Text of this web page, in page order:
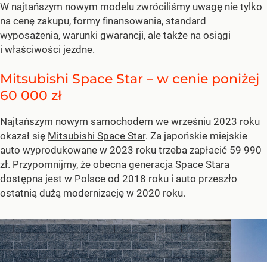
W najtańszym nowym modelu zwróciliśmy uwagę nie tylko
na cenę zakupu, formy finansowania, standard
wyposażenia, warunki gwarancji, ale także na osiągi
i właściwości jezdne.
Mitsubishi Space Star – w cenie poniżej
60 000 zł
Najtańszym nowym samochodem we wrześniu 2023 roku
okazał się Mitsubishi Space Star. Za japońskie miejskie
auto wyprodukowane w 2023 roku trzeba zapłacić 59 990
zł. Przypomnijmy, że obecna generacja Space Stara
dostępna jest w Polsce od 2018 roku i auto przeszło
ostatnią dużą modernizację w 2020 roku.